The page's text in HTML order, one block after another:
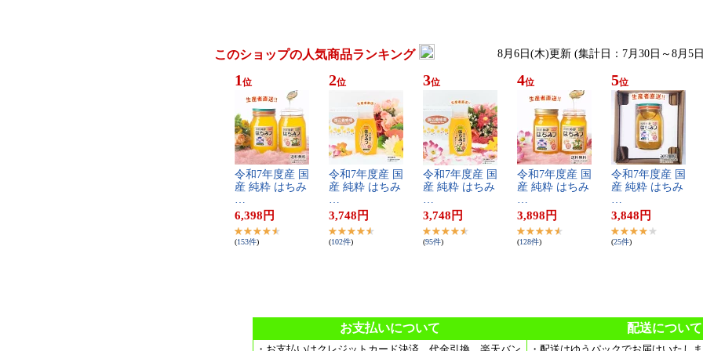
このショップの人気商品ランキング 8月6日(木)更新 (集計日：7月30日～8月5
1 位
令​和​7​年​度​産​ ​国​
産​ ​純​粋​ ​は​ち​み​
…
6,398 円
(153件)
2位
令​和​7​年​度​産​ ​国​
産​ ​純​粋​ ​は​ち​み​
…
3,748 円
(102件)
3位
令​和​7​年​度​産​ ​国​
産​ ​純​粋​ ​は​ち​み​
…
3,748 円
(95件)
4位
令​和​7​年​度​産​ ​国​
産​ ​純​粋​ ​は​ち​み​
…
3,898 円
(128件)
5位
令​和​7​年​度​産​ ​国​
産​ ​純​粋​ ​は​ち​み​
…
3,848 円
(25件)
お支払いについて 配送について